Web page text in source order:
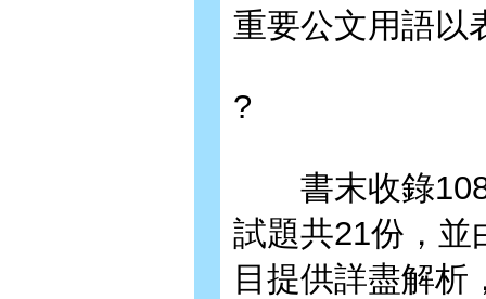
重要公文用語以
?
書末收錄108
試題共21份，並
目提供詳盡解析